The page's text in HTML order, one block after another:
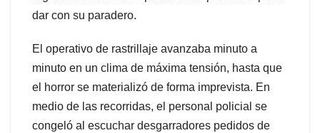
dar con su paradero.
El operativo de rastrillaje avanzaba minuto a
minuto en un clima de máxima tensión, hasta que
el horror se materializó de forma imprevista. En
medio de las recorridas, el personal policial se
congeló al escuchar desgarradores pedidos de